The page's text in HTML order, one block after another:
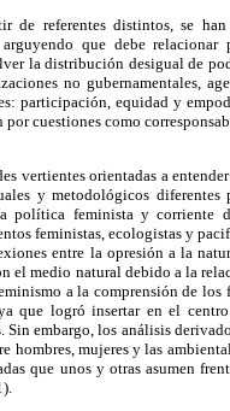
referentes distintos, se
que debe relacionar
la distribución desigual de
no gubernamentales,
participación, equidad y
cuestiones como
vertientes orientadas a
y metodológicos
política feminista y corriente
feministas, ecologistas y
entre la opresión a la
el medio natural debido a la
a la comprensión de los
que logró insertar en el
embargo, los análisis
mujeres y las
que unos y otras asumen